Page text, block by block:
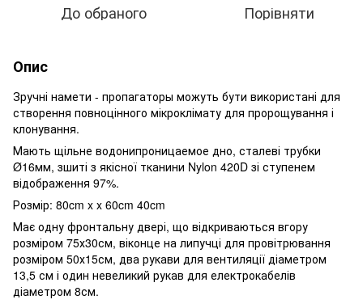
До обраного Порівняти
Опис
Зручні намети - пропагаторы можуть бути використані для
створення повноцінного мікроклімату для пророщування і
клонування.
Мають щільне водонипроницаемое дно, сталеві трубки
Ø16мм, зшиті з якісної тканини Nylon 420D зі ступенем
відображення 97%.
Розмір: 80cm x x 60cm 40cm
Має одну фронтальну двері, що відкриваються вгору
розміром 75х30см, віконце на липучці для провітрювання
розміром 50х15см, два рукави для вентиляції діаметром
13,5 см і один невеликий рукав для електрокабелів
діаметром 8см.